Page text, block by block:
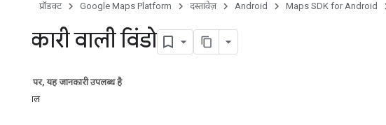
प्रॉडक्ट Google Maps Platform दस्तावेज़ Android Maps SDK for Android
जानकारी वाली विंडो
इस पेज पर, यह जानकारी उपलब्ध है
कोड सैंपल